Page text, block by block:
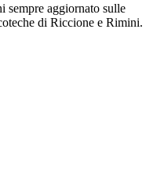
sempre aggiornato sulle
di Riccione e Rimini.